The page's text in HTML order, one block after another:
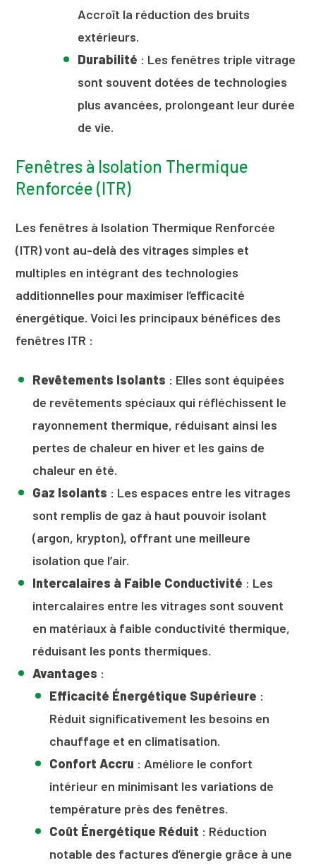
Accroît la réduction des bruits
extérieurs.
Durabilité : Les fenêtres triple vitrage
sont souvent dotées de technologies
plus avancées, prolongeant leur durée
de vie.
Fenêtres à Isolation Thermique
Renforcée (ITR)
Les fenêtres à Isolation Thermique Renforcée
(ITR) vont au-delà des vitrages simples et
multiples en intégrant des technologies
additionnelles pour maximiser l’efficacité
énergétique. Voici les principaux bénéfices des
fenêtres ITR :
Revêtements Isolants : Elles sont équipées
de revêtements spéciaux qui réfléchissent le
rayonnement thermique, réduisant ainsi les
pertes de chaleur en hiver et les gains de
chaleur en été.
Gaz Isolants : Les espaces entre les vitrages
sont remplis de gaz à haut pouvoir isolant
(argon, krypton), offrant une meilleure
isolation que l’air.
Intercalaires à Faible Conductivité : Les
intercalaires entre les vitrages sont souvent
en matériaux à faible conductivité thermique,
réduisant les ponts thermiques.
Avantages :
Efficacité Énergétique Supérieure :
Réduit significativement les besoins en
chauffage et en climatisation.
Confort Accru : Améliore le confort
intérieur en minimisant les variations de
température près des fenêtres.
Coût Énergétique Réduit : Réduction
notable des factures d’énergie grâce à une